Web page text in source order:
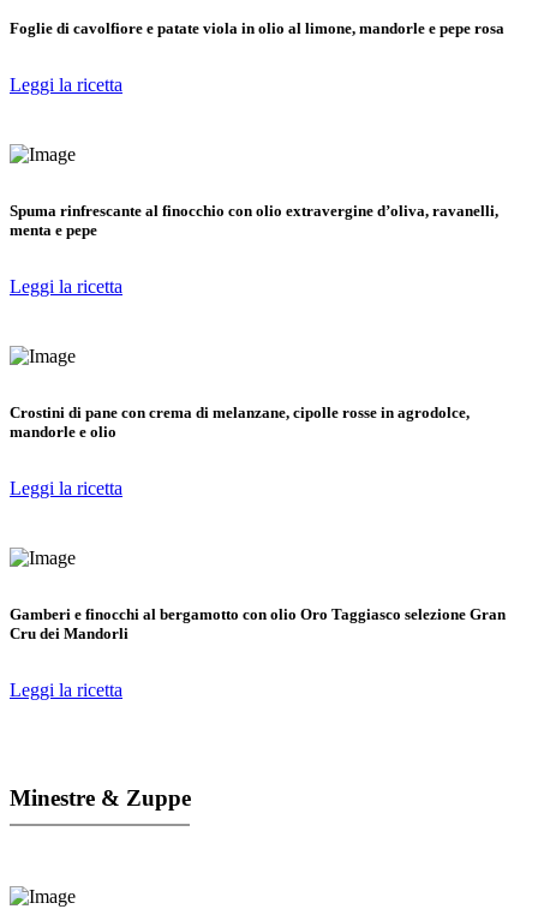
Foglie di cavolfiore e patate viola in olio al limone, mandorle e pepe rosa
Leggi la ricetta
Spuma rinfrescante al finocchio con olio extravergine d’oliva, ravanelli,
menta e pepe
Leggi la ricetta
Crostini di pane con crema di melanzane, cipolle rosse in agrodolce,
mandorle e olio
Leggi la ricetta
Gamberi e finocchi al bergamotto con olio Oro Taggiasco selezione Gran
Cru dei Mandorli
Leggi la ricetta
Minestre & Zuppe